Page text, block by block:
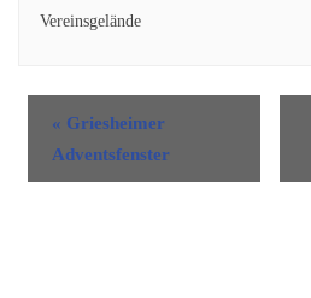
Vereinsgelände
« Griesheimer
Adventsfenster